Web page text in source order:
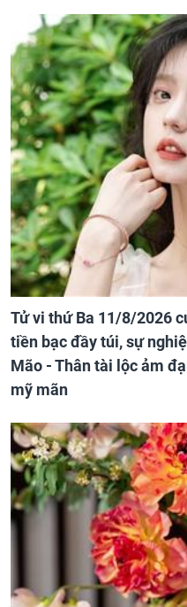
Tử vi thứ Ba 11/8/2026
tiền bạc đầy túi, sự
Mão - Thân tài lộc ảm
mỹ mãn